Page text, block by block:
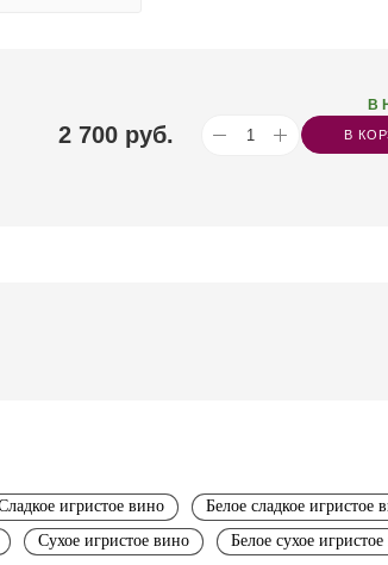
В
2 700руб. В
игристое вино
Белое сладкое игристое
Сухое игристое вино
Белое сухое